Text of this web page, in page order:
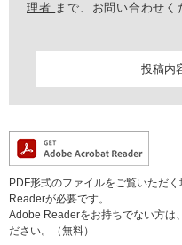
理者 まで、お問い合わせく
PDF形式のファイルをご覧いただ
Readerが必要です。
Adobe Readerをお持ちでない方は
ださい。（無料）